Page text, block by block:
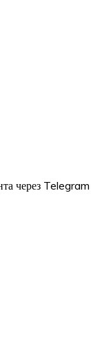
через Telegram